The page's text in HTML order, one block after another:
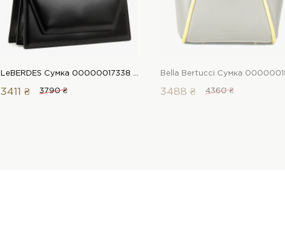
3411 ₴ 3790 ₴ 3488 ₴ 4360 ₴